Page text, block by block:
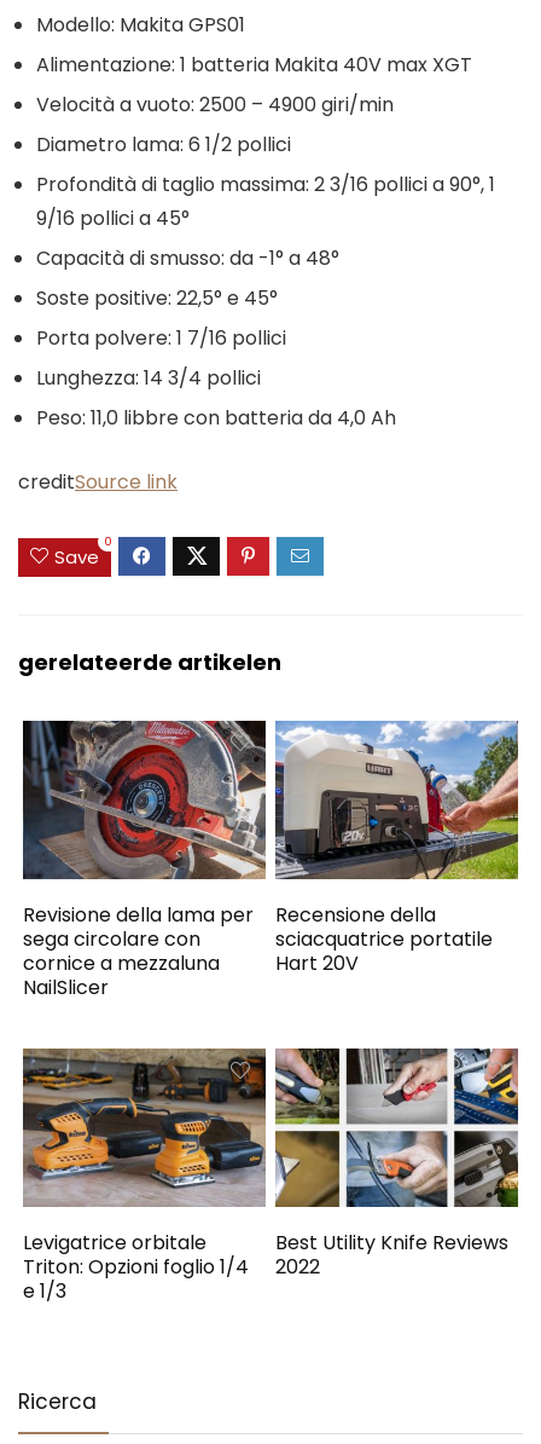
Modello: Makita GPS01
Alimentazione: 1 batteria Makita 40V max XGT
Velocità a vuoto: 2500 – 4900 giri/min
Diametro lama: 6 1/2 pollici
Profondità di taglio massima: 2 3/16 pollici a 90°, 1
9/16 pollici a 45°
Capacità di smusso: da -1° a 48°
Soste positive: 22,5° e 45°
Porta polvere: 1 7/16 pollici
Lunghezza: 14 3/4 pollici
Peso: 11,0 libbre con batteria da 4,0 Ah
creditSource link
Save
0
gerelateerde artikelen
Revisione della lama per
sega circolare con
cornice a mezzaluna
NailSlicer
Recensione della
sciacquatrice portatile
Hart 20V
Levigatrice orbitale
Triton: Opzioni foglio 1/4
e 1/3
Best Utility Knife Reviews
2022
Ricerca